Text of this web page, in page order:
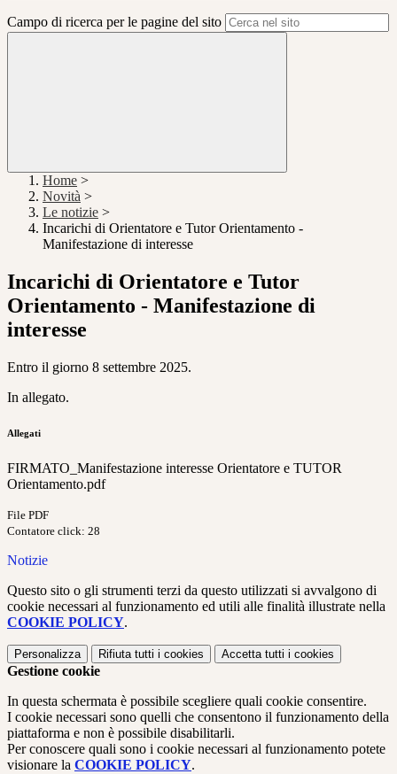
Campo di ricerca per le pagine del sito
Home >
Novità >
Le notizie >
Incarichi di Orientatore e Tutor Orientamento -
Manifestazione di interesse
Incarichi di Orientatore e Tutor
Orientamento - Manifestazione di
interesse
Entro il giorno 8 settembre 2025.
In allegato.
Allegati
FIRMATO_Manifestazione interesse Orientatore e TUTOR
Orientamento.pdf
File PDF
Contatore click: 28
Notizie
Questo sito o gli strumenti terzi da questo utilizzati si avvalgono di
cookie necessari al funzionamento ed utili alle finalità illustrate nella
COOKIE POLICY.
Personalizza Rifiuta tutti i cookies Accetta tutti i cookies
Gestione cookie
In questa schermata è possibile scegliere quali cookie consentire.
I cookie necessari sono quelli che consentono il funzionamento della
piattaforma e non è possibile disabilitarli.
Per conoscere quali sono i cookie necessari al funzionamento potete
visionare la COOKIE POLICY.